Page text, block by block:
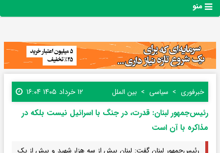
منو
خبرفوری سیاسی بین الملل ۱۲ خرداد ۱۴۰۵ ۱۶:۰۴
رئیس‌جمهور لبنان: قدرت، در جنگ با اسرائیل نیست بلکه در
مذاکره با آن است
رئیس‌جمهور لبنان گفت: لبنان بیش از سه هزار شهید و بیش از یک